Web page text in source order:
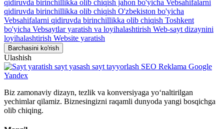
qidiruvda birinchillikka olib chiqish jahon bo'yicha Vebsahifalarni
qidiruvda birinchillikka olib chiqish O'zbekiston bo'yicha
Vebsahifalarni qidiruvda birinchillikka olib chiqish Toshkent
bo'yicha Vebsaytlar yaratish va loyihalashtirish Web-sayt dizaynini
loyihalashtirish Website yaratish
Barchasini ko'rish
Ulashish
Biz zamonaviy dizayn, tezlik va konversiyaga yo‘naltirilgan
yechimlar qilamiz. Biznesingizni raqamli dunyoda yangi bosqichga
olib chiqing.